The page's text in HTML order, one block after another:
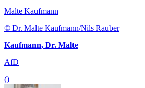
Malte Kaufmann
© Dr. Malte Kaufmann/Nils Rauber
Kaufmann, Dr. Malte
AfD
()